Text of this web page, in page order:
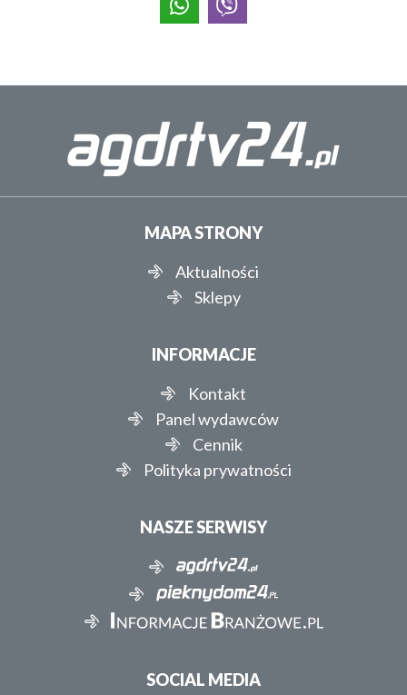
MAPA STRONY
Aktualności
Sklepy
INFORMACJE
Kontakt
Panel wydawców
Cennik
Polityka prywatności
NASZE SERWISY
SOCIAL MEDIA